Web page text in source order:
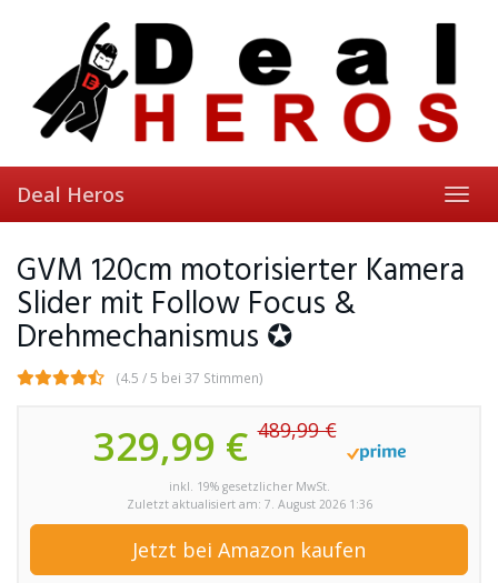
Deal Heros
GVM 120cm motorisierter Kamera
Slider mit Follow Focus &
Drehmechanismus ✪
(4.5 / 5 bei 37 Stimmen)
329,99 €489,99 €
inkl. 19% gesetzlicher MwSt.
Zuletzt aktualisiert am: 7. August 2026 1:36
Jetzt bei Amazon kaufen